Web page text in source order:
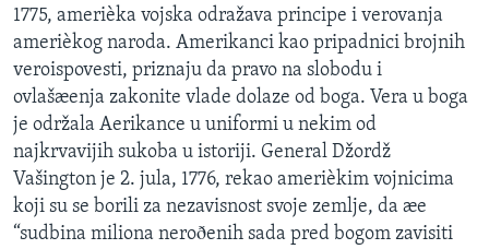
MEDICINA
KULTURA
DRUŠTVO
SPORT
INTERVJU
Jezici
1775, amerièka vojska odražava principe i verovanja
amerièkog naroda. Amerikanci kao pripadnici brojnih
veroispovesti, priznaju da pravo na slobodu i
ovlašæenja zakonite vlade dolaze od boga. Vera u boga
je održala Aerikance u uniformi u nekim od
najkrvavijih sukoba u istoriji. General Džordž
Vašington je 2. jula, 1776, rekao amerièkim vojnicima
koji su se borili za nezavisnost svoje zemlje, da æe
“sudbina miliona neroðenih sada pred bogom zavisiti